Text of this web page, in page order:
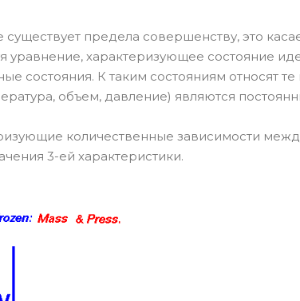
предела совершенству, это
уравнение, характеризующее состояние
состояния. К таким состояниям относят
объем, давление) являются
количественные зависимости
3-ей характеристики.